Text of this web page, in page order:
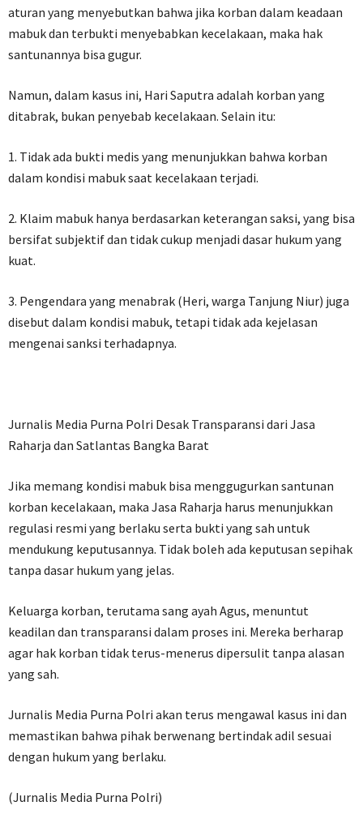
aturan yang menyebutkan bahwa jika korban dalam keadaan
mabuk dan terbukti menyebabkan kecelakaan, maka hak
santunannya bisa gugur.
Namun, dalam kasus ini, Hari Saputra adalah korban yang
ditabrak, bukan penyebab kecelakaan. Selain itu:
1. Tidak ada bukti medis yang menunjukkan bahwa korban
dalam kondisi mabuk saat kecelakaan terjadi.
2. Klaim mabuk hanya berdasarkan keterangan saksi, yang bisa
bersifat subjektif dan tidak cukup menjadi dasar hukum yang
kuat.
3. Pengendara yang menabrak (Heri, warga Tanjung Niur) juga
disebut dalam kondisi mabuk, tetapi tidak ada kejelasan
mengenai sanksi terhadapnya.
Jurnalis Media Purna Polri Desak Transparansi dari Jasa
Raharja dan Satlantas Bangka Barat
Jika memang kondisi mabuk bisa menggugurkan santunan
korban kecelakaan, maka Jasa Raharja harus menunjukkan
regulasi resmi yang berlaku serta bukti yang sah untuk
mendukung keputusannya. Tidak boleh ada keputusan sepihak
tanpa dasar hukum yang jelas.
Keluarga korban, terutama sang ayah Agus, menuntut
keadilan dan transparansi dalam proses ini. Mereka berharap
agar hak korban tidak terus-menerus dipersulit tanpa alasan
yang sah.
Jurnalis Media Purna Polri akan terus mengawal kasus ini dan
memastikan bahwa pihak berwenang bertindak adil sesuai
dengan hukum yang berlaku.
(Jurnalis Media Purna Polri)